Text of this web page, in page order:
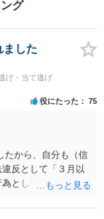
グ
ました
げ・当て逃げ
役にたった 75
たから、自分も（信
反として「３月以
として処罰される
を、「サインをしな